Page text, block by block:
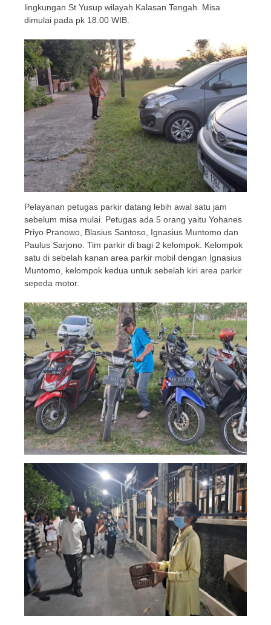
lingkungan St Yusup wilayah Kalasan Tengah. Misa
dimulai pada pk 18.00 WIB.
Pelayanan petugas parkir datang lebih awal satu jam
sebelum misa mulai. Petugas ada 5 orang yaitu Yohanes
Priyo Pranowo, Blasius Santoso, Ignasius Muntomo dan
Paulus Sarjono. Tim parkir di bagi 2 kelompok. Kelompok
satu di sebelah kanan area parkir mobil dengan Ignasius
Muntomo, kelompok kedua untuk sebelah kiri area parkir
sepeda motor.